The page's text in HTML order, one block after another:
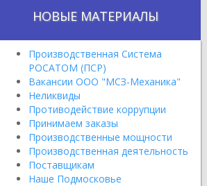
НОВЫЕ МАТЕРИАЛЫ
Производственная Система
РОСАТОМ (ПСР)
Вакансии ООО "МСЗ-Механика"
Неликвиды
Противодействие коррупции
Принимаем заказы
Производственные мощности
Производственная деятельность
Поставщикам
Наше Подмосковье